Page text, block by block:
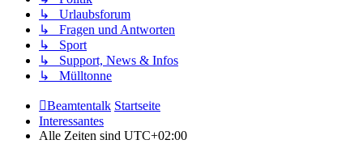
↳ Urlaubsforum
↳ Fragen und Antworten
↳ Sport
↳ Support, News & Infos
↳ Mülltonne
Beamtentalk Startseite
Interessantes
Alle Zeiten sind UTC+02:00